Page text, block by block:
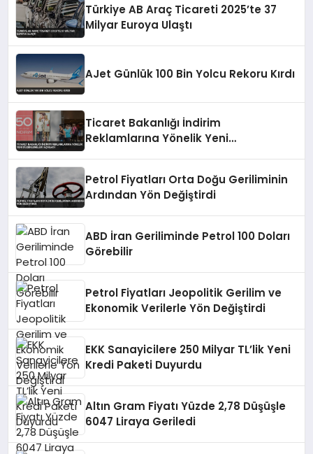
Türkiye AB Araç Ticareti 2025’te 37
Milyar Euroya Ulaştı
AJet Günlük 100 Bin Yolcu Rekoru Kırdı
Ticaret Bakanlığı İndirim
Reklamlarına Yönelik Yeni
Petrol Fiyatları Orta Doğu Geriliminin
Ardından Yön Değiştirdi
ABD İran Geriliminde Petrol 100 Doları
Görebilir
Petrol Fiyatları Jeopolitik Gerilim ve
Ekonomik Verilerle Yön Değiştirdi
EKK Sanayicilere 250 Milyar TL’lik Yeni
Kredi Paketi Duyurdu
Altın Gram Fiyatı Yüzde 2,78 Düşüşle
6047 Liraya Geriledi